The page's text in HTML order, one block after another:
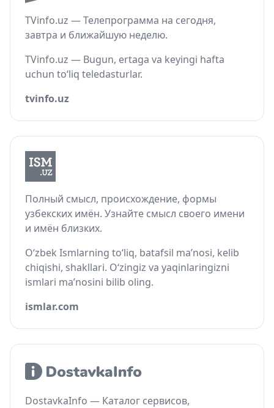
TVinfo.uz — Телепрограмма на сегодня,
завтра и ближайшую неделю.
TVinfo.uz — Bugun, ertaga va keyingi hafta
uchun to‘liq teledasturlar.
tvinfo.uz
Полный смысл, происхождение, формы
узбекских имён. Узнайте смысл своего имени
и имён близких.
O‘zbek Ismlarning to‘liq, batafsil ma’nosi, kelib
chiqishi, shakllari. O‘zingiz va yaqinlaringizni
ismlari ma’nosini bilib oling.
ismlar.com
DostavkaInfo — Каталог сервисов,